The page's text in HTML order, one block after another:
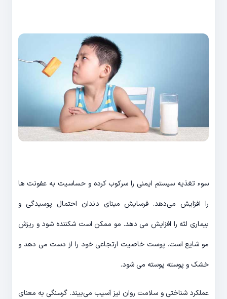
سوء تغذیه سیستم ایمنی را سرکوب کرده و حساسیت به عفونت ها
را افزایش می‌دهد. فرسایش مینای دندان احتمال پوسیدگی و
بیماری لثه را افزایش می دهد. مو ممکن است شکننده شود و ریزش
مو شایع است. پوست خاصیت ارتجاعی خود را از دست می دهد و
خشک و پوسته پوسته می شود.
عملکرد شناختی و سلامت روان نیز آسیب می‌بیند. گرسنگی به معنای